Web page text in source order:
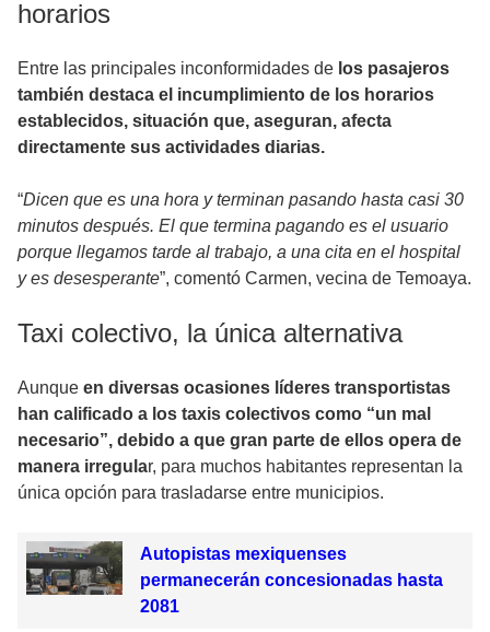
horarios
Entre las principales inconformidades de los pasajeros
también destaca el incumplimiento de los horarios
establecidos, situación que, aseguran, afecta
directamente sus actividades diarias.
“Dicen que es una hora y terminan pasando hasta casi 30
minutos después. El que termina pagando es el usuario
porque llegamos tarde al trabajo, a una cita en el hospital
y es desesperante”, comentó Carmen, vecina de Temoaya.
Taxi colectivo, la única alternativa
Aunque en diversas ocasiones líderes transportistas
han calificado a los taxis colectivos como “un mal
necesario”, debido a que gran parte de ellos opera de
manera irregular, para muchos habitantes representan la
única opción para trasladarse entre municipios.
Autopistas mexiquenses
permanecerán concesionadas hasta
2081